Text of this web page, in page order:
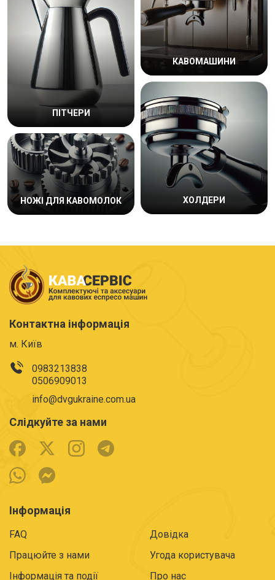
ПІТЧЕРИ
НОЖІ ДЛЯ КАВОМОЛОК
КАВОМАШИНИ
ХОЛДЕРИ
Контактна інформація
м. Київ
0983213838
0506909013
info@dvgukraine.com.ua
Слідкуйте за нами
Інформація
FAQ
Довідка
Працюйте з нами
Угода користувача
Інформація та події
Про нас